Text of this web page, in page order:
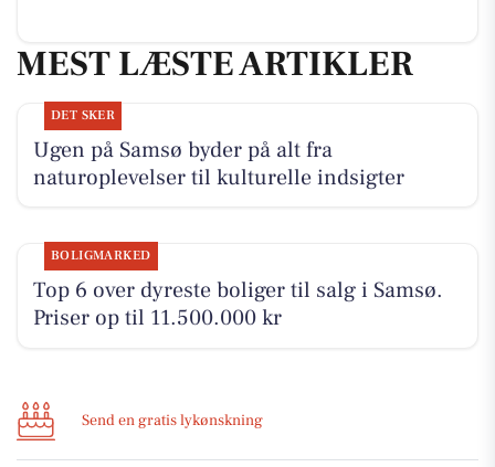
MEST LÆSTE ARTIKLER
DET SKER
Ugen på Samsø byder på alt fra
naturoplevelser til kulturelle indsigter
BOLIGMARKED
Top 6 over dyreste boliger til salg i Samsø.
Priser op til 11.500.000 kr
Send en gratis lykønskning